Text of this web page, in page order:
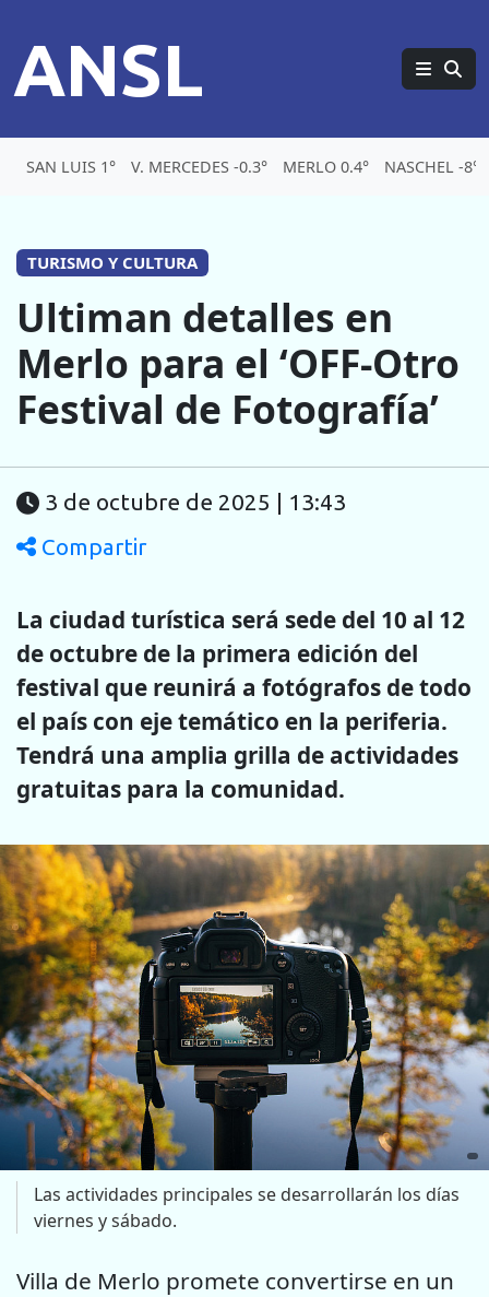
ANSL
SAN LUIS 1° V. MERCEDES -0.3° MERLO 0.4° NASCHEL -8°
TURISMO Y CULTURA
Ultiman detalles en
Merlo para el ‘OFF-Otro
Festival de Fotografía’
3 de octubre de 2025 | 13:43
Compartir
La ciudad turística será sede del 10 al 12
de octubre de la primera edición del
festival que reunirá a fotógrafos de todo
el país con eje temático en la periferia.
Tendrá una amplia grilla de actividades
gratuitas para la comunidad.
Las actividades principales se desarrollarán los días
viernes y sábado.
Villa de Merlo promete convertirse en un